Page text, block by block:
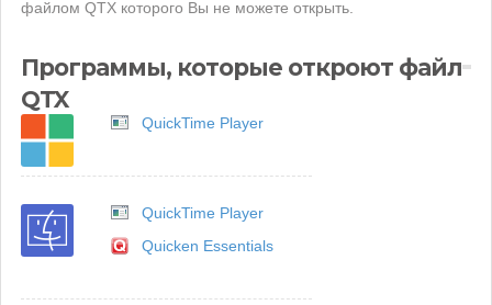
файлом QTX которого Вы не можете открыть.
Программы, которые откроют файл
QTX
QuickTime Player
QuickTime Player
Quicken Essentials